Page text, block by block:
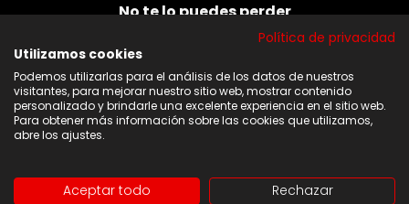
No te lo puedes perder
ninguna de nuestras noticias, ofertas y
Acepto los términos y condiciones
Política de privacidad
Utilizamos cookies
Podemos utilizarlas para el análisis de los datos de nuestros
visitantes, para mejorar nuestro sitio web, mostrar contenido
personalizado y brindarle una excelente experiencia en el sitio web.
Para obtener más información sobre las cookies que utilizamos,
abre los ajustes.
Aceptar todo Rechazar